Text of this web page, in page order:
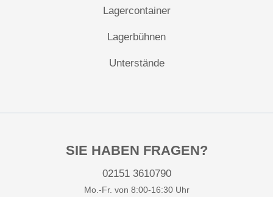
Lagercontainer
Lagerbühnen
Unterstände
SIE HABEN FRAGEN?
02151 3610790
Mo.-Fr. von 8:00-16:30 Uhr